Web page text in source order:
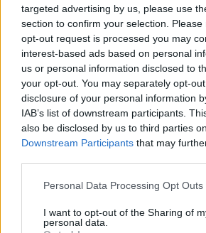
targeted advertising by us, please use
section to confirm your selection.
opt-out request is processed you may
interest-based ads based on personal
us or personal information disclosed to
your opt-out. You may separately opt-
disclosure of your personal information
IAB’s list of downstream participants.
also be disclosed by us to third parties
Downstream Participants that may
Please note that this website/app uses
not limited to your visit or usage
grant or deny consent to Google and its
Personal Data Processing Opt Outs
I want to opt-out of the Sharing of
personal data.
AUTORE
Ilaria Mauri
Ilaria Mauri, bolognese,
giornalismo sportivo dopo
Dall'Ara durante una partita
coordina le pagine di
commenti. In redazione